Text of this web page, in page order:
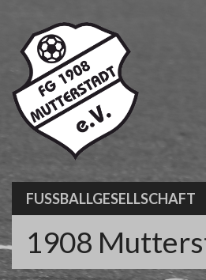
content
FUSSBALLGESELLSCHAFT
1908